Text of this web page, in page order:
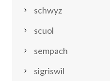
schwyz
scuol
sempach
sigriswil